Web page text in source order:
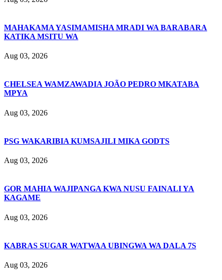
MAHAKAMA YASIMAMISHA MRADI WA BARABARA
KATIKA MSITU WA
Aug 03, 2026
CHELSEA WAMZAWADIA JOÃO PEDRO MKATABA
MPYA
Aug 03, 2026
PSG WAKARIBIA KUMSAJILI MIKA GODTS
Aug 03, 2026
GOR MAHIA WAJIPANGA KWA NUSU FAINALI YA
KAGAME
Aug 03, 2026
KABRAS SUGAR WATWAA UBINGWA WA DALA 7S
Aug 03, 2026